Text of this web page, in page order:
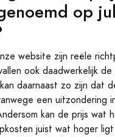
op
website zijn reële
ook daadwerkelijk
daarnaast zo zijn dat
een uitzondering
kan de prijs wat
juist wat hoger